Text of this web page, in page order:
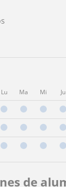
Lu Ma Mi Ju
de